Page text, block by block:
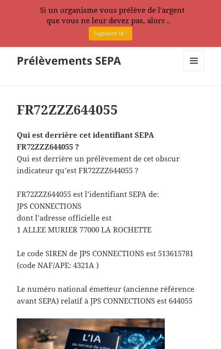
Prélèvements SEPA
FR72ZZZ644055
Qui est derrière cet identifiant SEPA
FR72ZZZ644055 ?
Qui est derrière un prélèvement de cet obscur
indicateur qu’est FR72ZZZ644055 ?
FR72ZZZ644055 est l’identifiant SEPA de:
JPS CONNECTIONS
dont l’adresse officielle est
1 ALLEE MURIER 77000 LA ROCHETTE
Le code SIREN de JPS CONNECTIONS est 513615781
(code NAF/APE: 4321A )
Le numéro national émetteur (ancienne référence
avant SEPA) relatif à JPS CONNECTIONS est 644055
Si un organisme vous prélève de l'argent
que vous ne leur devez pas, alors ..
Signalez le !